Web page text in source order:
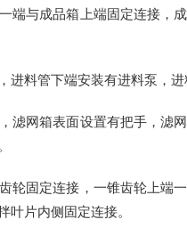
端与成品箱上端固定连接，
料管下端安装有进料泵，
滤网箱表面设置有把手，滤
轮固定连接，一锥齿轮上端
叶片内侧固定连接。